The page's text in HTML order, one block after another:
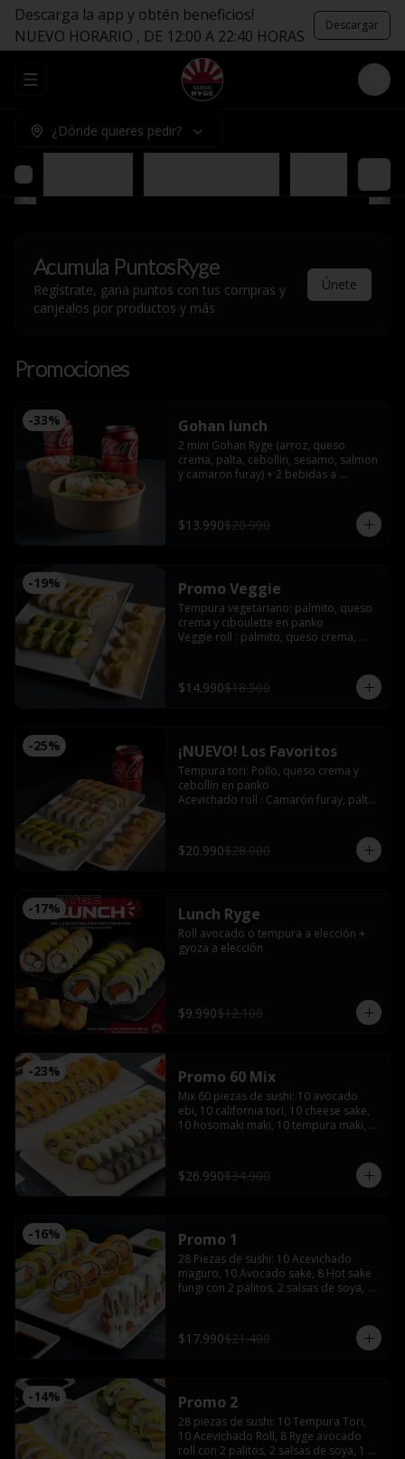
Descarga la app y obtén beneficios!
NUEVO HORARIO , DE 12:00 A 22:40 HORAS
Descargar
Abrir menu de navegación Login
¿Dónde quieres pedir?
Acumula PuntosRyge
Regístrate, gana puntos con tus compras y
canjealos por productos y más
Únete
Promociones
-33% Gohan lunch
2 mini Gohan Ryge (arroz, queso
crema, palta, cebollin, sesamo, salmon
y camaron furay) + 2 bebidas a
$13.990$20.990
-19% Promo Veggie
Tempura vegetariano: palmito, queso
crema y ciboulette en panko
Veggie roll : palmito, queso crema,
Gyozas de champiñón queso
$14.990$18.500
-25% ¡NUEVO! Los Favoritos
Tempura tori: Pollo, queso crema y
cebollín en panko
Acevichado roll : Camarón furay, palta,
Avocado sake : Salmón, queso crema y
ciboulette envuelto en palta
$20.990$28.000
-17% Lunch Ryge
Roll avocado o tempura a elección +
gyoza a elección
$9.990$12.100
-23% Promo 60 Mix
Mix 60 piezas de sushi: 10 avocado
ebi, 10 california tori, 10 cheese sake,
10 hosomaki maki, 10 tempura maki,
palitos
$26.990$34.900
-16% Promo 1
28 Piezas de sushi: 10 Acevichado
maguro, 10 Avocado sake, 8 Hot sake
fungi con 2 palitos, 2 salsas de soya, 1
$17.990$21.400
-14% Promo 2
28 piezas de sushi: 10 Tempura Tori,
10 Acevichado Roll, 8 Ryge avocado
roll con 2 palitos, 2 salsas de soya, 1